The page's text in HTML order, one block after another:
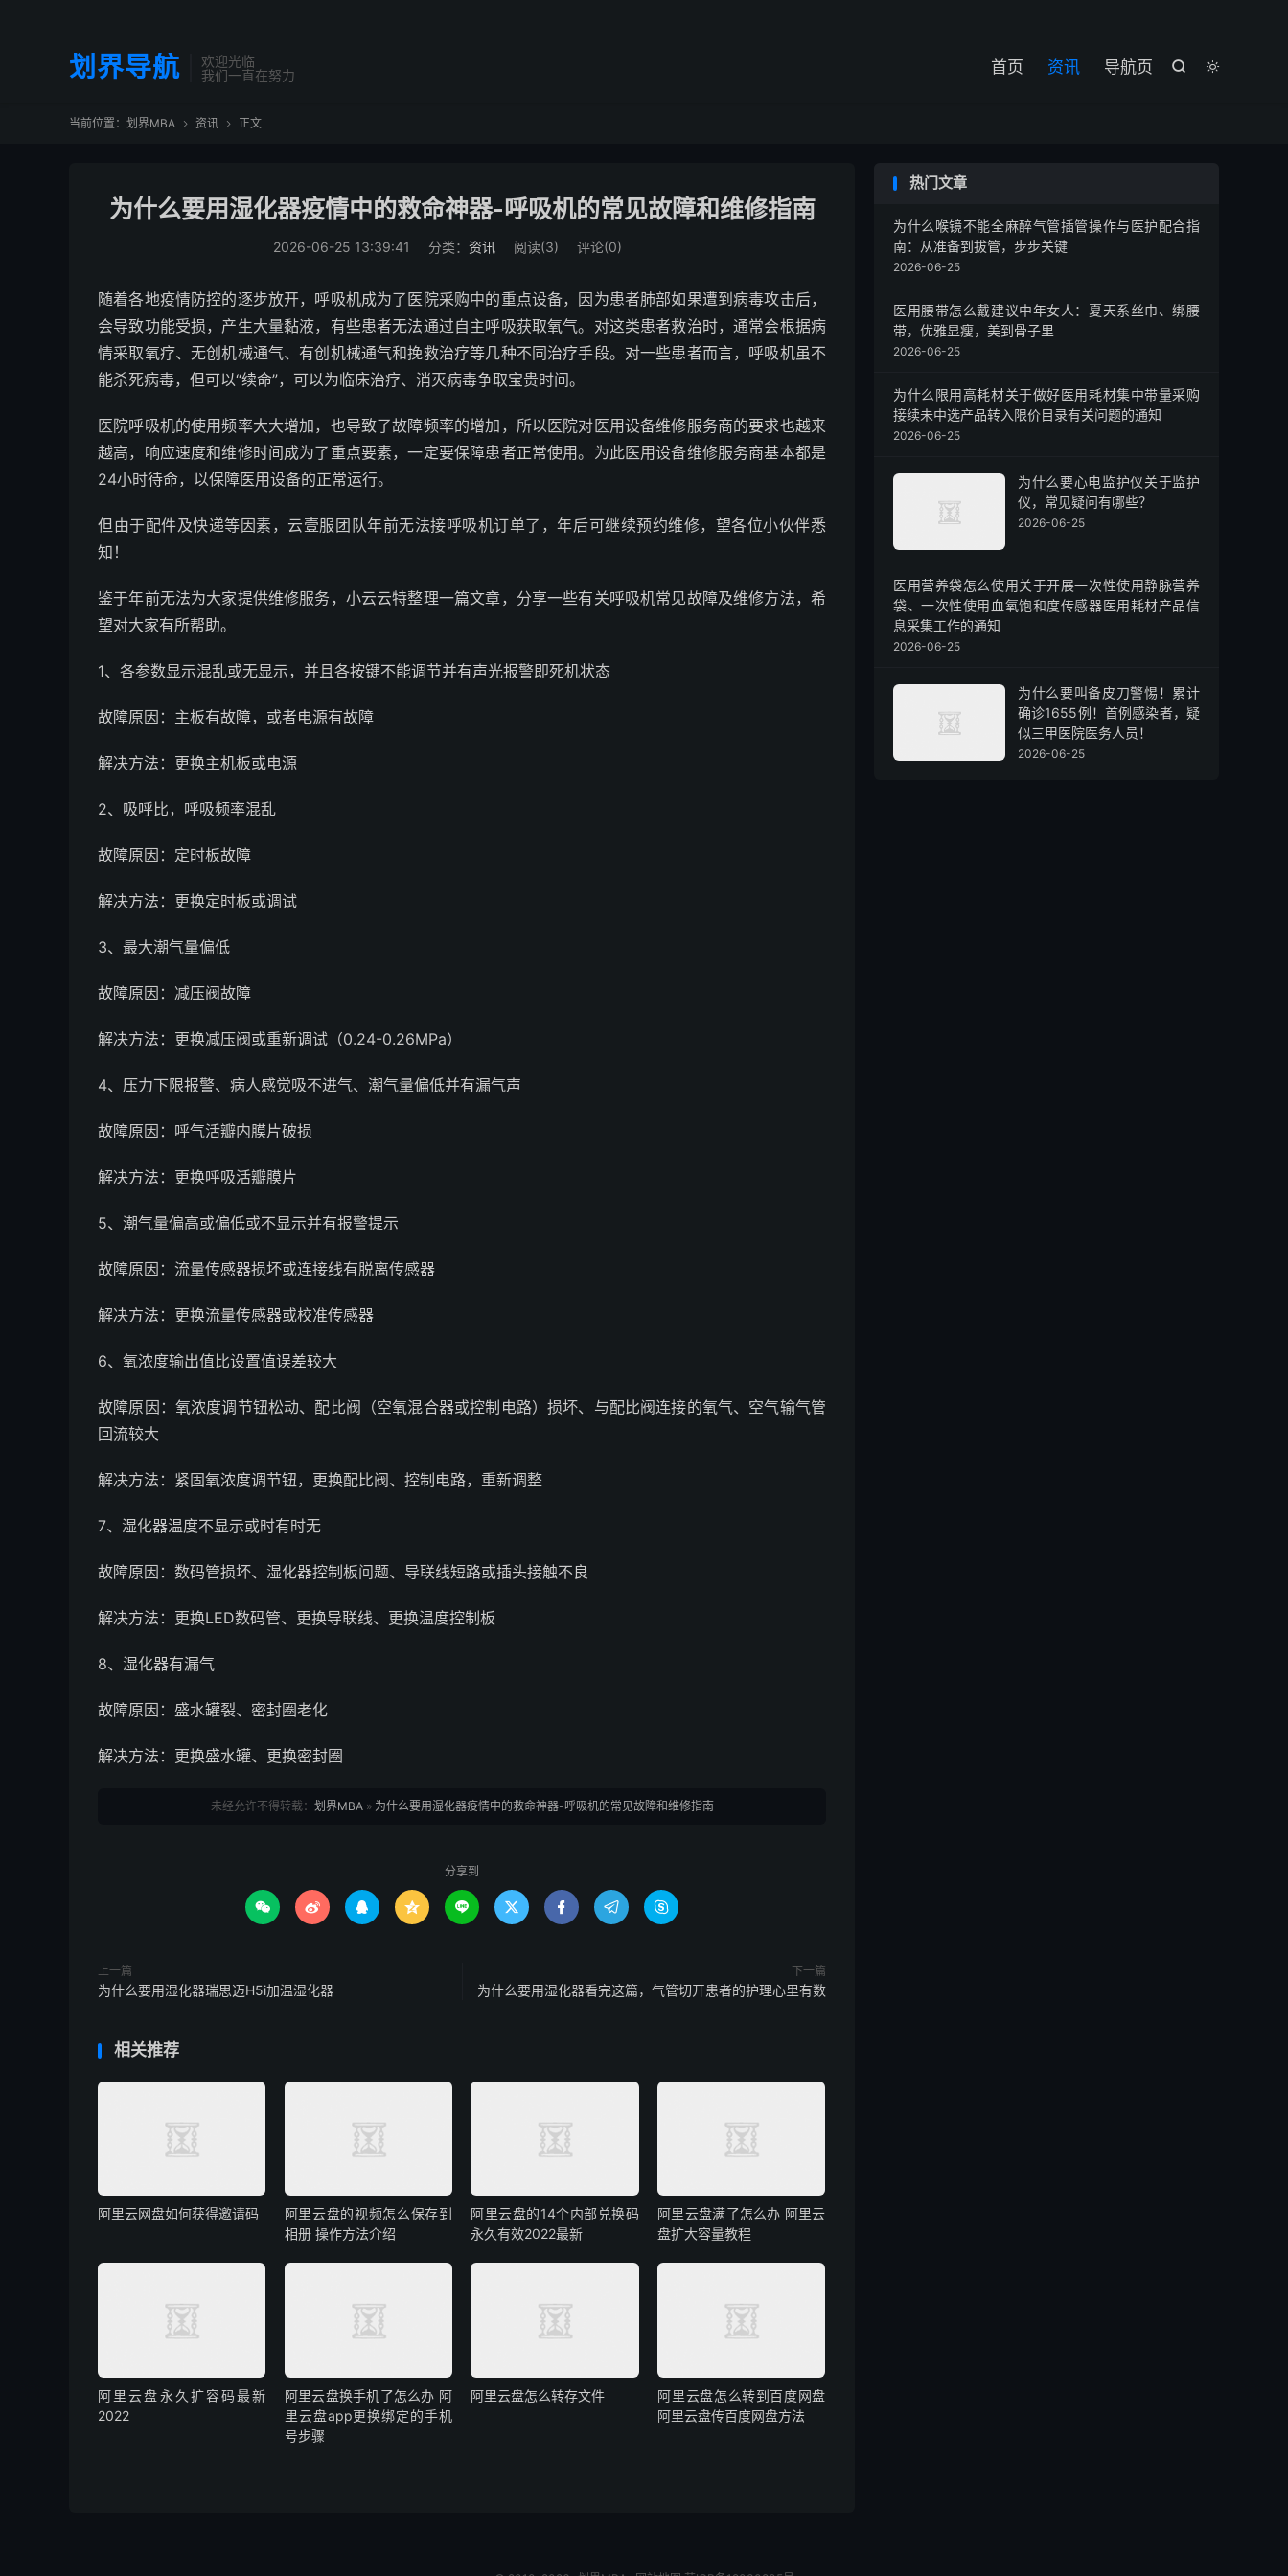
划界导航
欢迎光临
我们一直在努力


首页 资讯 导航页
当前位置： 划界MBA  资讯  正文
为什么要用湿化器疫情中的救命神器-呼吸机的常见故障和维修指南
2026-06-25 13:39:41 分类： 资讯 阅读(3) 评论(0)
随着各地疫情防控的逐步放开，呼吸机成为了医院采购中的重点设备，因为患者肺部如果遭到病毒攻击后，
会导致功能受损，产生大量黏液，有些患者无法通过自主呼吸获取氧气。对这类患者救治时，通常会根据病
情采取氧疗、无创机械通气、有创机械通气和挽救治疗等几种不同治疗手段。对一些患者而言，呼吸机虽不
能杀死病毒，但可以“续命”，可以为临床治疗、消灭病毒争取宝贵时间。
医院呼吸机的使用频率大大增加，也导致了故障频率的增加，所以医院对医用设备维修服务商的要求也越来
越高，响应速度和维修时间成为了重点要素，一定要保障患者正常使用。为此医用设备维修服务商基本都是
24小时待命，以保障医用设备的正常运行。
但由于配件及快递等因素，云壹服团队年前无法接呼吸机订单了，年后可继续预约维修，望各位小伙伴悉
知！
鉴于年前无法为大家提供维修服务，小云云特整理一篇文章，分享一些有关呼吸机常见故障及维修方法，希
望对大家有所帮助。
1、各参数显示混乱或无显示，并且各按键不能调节并有声光报警即死机状态
故障原因：主板有故障，或者电源有故障
解决方法：更换主机板或电源
2、吸呼比，呼吸频率混乱
故障原因：定时板故障
解决方法：更换定时板或调试
3、最大潮气量偏低
故障原因：减压阀故障
解决方法：更换减压阀或重新调试（0.24-0.26MPa）
4、压力下限报警、病人感觉吸不进气、潮气量偏低并有漏气声
故障原因：呼气活瓣内膜片破损
解决方法：更换呼吸活瓣膜片
5、潮气量偏高或偏低或不显示并有报警提示
故障原因：流量传感器损坏或连接线有脱离传感器
解决方法：更换流量传感器或校准传感器
6、氧浓度输出值比设置值误差较大
故障原因：氧浓度调节钮松动、配比阀（空氧混合器或控制电路）损坏、与配比阀连接的氧气、空气输气管
回流较大
解决方法：紧固氧浓度调节钮，更换配比阀、控制电路，重新调整
7、湿化器温度不显示或时有时无
故障原因：数码管损坏、湿化器控制板问题、导联线短路或插头接触不良
解决方法：更换LED数码管、更换导联线、更换温度控制板
8、湿化器有漏气
故障原因：盛水罐裂、密封圈老化
解决方法：更换盛水罐、更换密封圈
未经允许不得转载： 划界MBA» 为什么要用湿化器疫情中的救命神器-呼吸机的常见故障和维修指南
分享到
        
上一篇
为什么要用湿化器瑞思迈H5i加温湿化器
下一篇
为什么要用湿化器看完这篇，气管切开患者的护理心里有数
相关推荐
阿里云网盘如何获得邀请码
阿里云盘的视频怎么保存到
相册 操作方法介绍
阿里云盘的14个内部兑换码
永久有效2022最新
阿里云盘满了怎么办 阿里云
盘扩大容量教程
阿里云盘永久扩容码最新
2022
阿里云盘换手机了怎么办 阿
里云盘app更换绑定的手机
号步骤
阿里云盘怎么转存文件
阿里云盘怎么转到百度网盘
阿里云盘传百度网盘方法
热门文章
为什么喉镜不能全麻醉气管插管操作与医护配合指
南：从准备到拔管，步步关键
2026-06-25
医用腰带怎么戴建议中年女人：夏天系丝巾、绑腰
带，优雅显瘦，美到骨子里
2026-06-25
为什么限用高耗材关于做好医用耗材集中带量采购
接续未中选产品转入限价目录有关问题的通知
2026-06-25
为什么要心电监护仪关于监护
仪，常见疑问有哪些？
2026-06-25
医用营养袋怎么使用关于开展一次性使用静脉营养
袋、一次性使用血氧饱和度传感器医用耗材产品信
息采集工作的通知
2026-06-25
为什么要叫备皮刀警惕！累计
确诊1655例！首例感染者，疑
似三甲医院医务人员！
2026-06-25